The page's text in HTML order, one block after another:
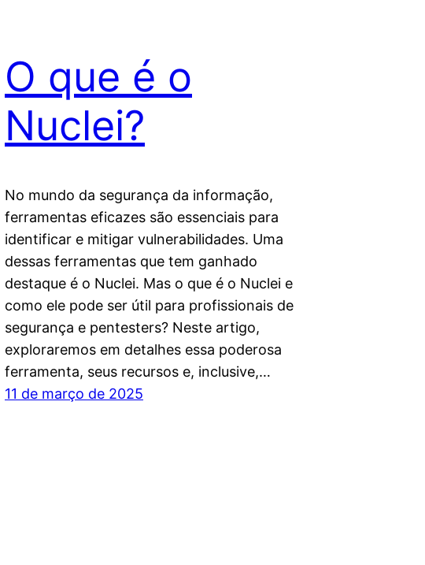
O que é o
Nuclei?
No mundo da segurança da informação,
ferramentas eficazes são essenciais para
identificar e mitigar vulnerabilidades. Uma
dessas ferramentas que tem ganhado
destaque é o Nuclei. Mas o que é o Nuclei e
como ele pode ser útil para profissionais de
segurança e pentesters? Neste artigo,
exploraremos em detalhes essa poderosa
ferramenta, seus recursos e, inclusive,…
11 de março de 2025